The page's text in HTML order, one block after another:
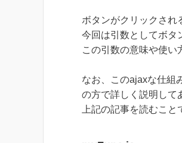
ボタンがクリックされ
今回は引数としてボタ
この引数の意味や使い
なお、このajaxな仕組
の方で詳しく説明して
上記の記事を読むこ